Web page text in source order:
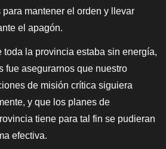
mantener el orden y llevar
el apagón.
toda la provincia estaba sin energía,
fue asegurarnos que nuestro
de misión crítica siguiera
y que los planes de
tiene para tal fin se pudieran
efectiva.